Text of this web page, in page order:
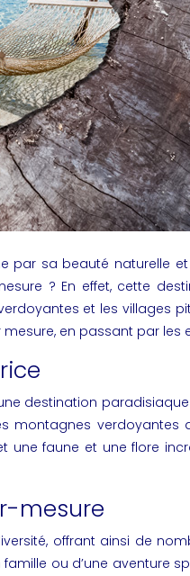
par sa beauté
? En effet, cette
et les villages
mesure, en passant par
une destination
verdoyantes
une faune et une flore
mesure
offrant ainsi de
ou d’une aventure